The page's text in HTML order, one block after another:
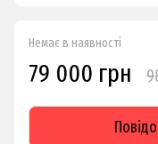
Немає в наявності
79 000 грн